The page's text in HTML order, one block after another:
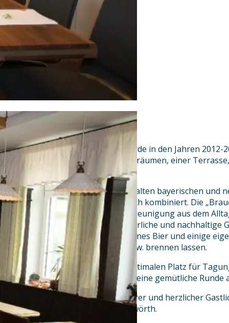
Die Alte Brauerei Mertingen wurde in den Jahren 2012-
ist ein Landgasthof mit vier Gasträumen, einer
Hotelzimmern.
Unsere Räumlichkeiten sind mit alten bayerischen und
modernen Elementen harmonisch kombiniert. Die
ländlichen Umfeld für die Entschleunigung aus dem
unsere Gäste bodenständige, ehrliche und nachhaltige
Getränken haben wir unser eigenes Bier und einige
regionalen Anbietern brauen bzw. brennen lassen.
Die Vielzahl der Räume bietet optimalen Platz für
genussvoll Abend oder auch für eine gemütliche Runde
Herzlich Willkommen bei familiärer und herzlicher
zwischen Augsburg und Donauwörth.